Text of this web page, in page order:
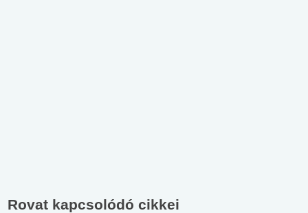
Rovat kapcsolódó cikkei